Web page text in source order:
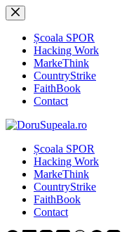
Sari
la
conținutȘcoala SPOR
Hacking Work
MarkeThink
CountryStrike
FaithBook
Contact
Școala SPOR
Hacking Work
MarkeThink
CountryStrike
FaithBook
Contact